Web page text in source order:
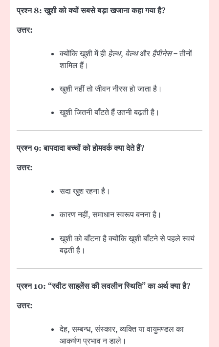
प्रश्न 8: खुशी को क्यों सबसे बड़ा खजाना कहा गया है?
उत्तर:
क्योंकि खुशी में ही हेल्थ, वेल्थऔर हैपीनेस– तीनों
शामिल हैं।
खुशी नहीं तो जीवन नीरस हो जाता है।
खुशी जितनी बाँटते हैं उतनी बढ़ती है।
प्रश्न 9: बापदादा बच्चों को होमवर्क क्या देते हैं?
उत्तर:
सदा खुश रहना है।
कारण नहीं, समाधान स्वरूप बनना है।
खुशी को बाँटना है क्योंकि खुशी बाँटने से पहले स्वयं
बढ़ती है।
प्रश्न 10: “स्वीट साइलेंस की लवलीन स्थिति” का अर्थ क्या है?
उत्तर:
देह, सम्बन्ध, संस्कार, व्यक्ति या वायुमण्डल का
आकर्षण प्रभाव न डाले।